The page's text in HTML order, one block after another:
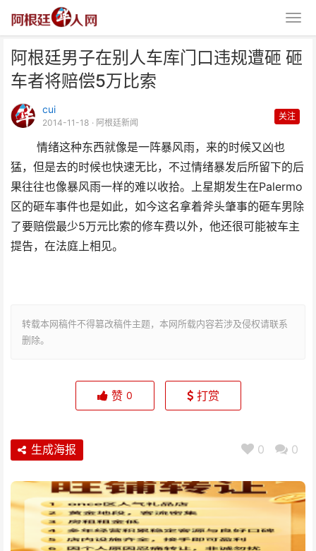
阿根廷男子在别人车库门口违规遭砸 砸
车者将赔偿5万比索
cui
2014-11-18 · 阿根廷新闻
关注
情绪这种东西就像是一阵暴风雨，来的时候又凶也
猛，但是去的时候也快速无比，不过情绪暴发后所留下的后
果往往也像暴风雨一样的难以收拾。上星期发生在Palermo
区的砸车事件也是如此，如今这名拿着斧头肇事的砸车男除
了要赔偿最少5万元比索的修车费以外，他还很可能被车主
提告，在法庭上相见。
转载本网稿件不得篡改稿件主题，本网所载内容若涉及侵权请联系
删除。
阿根廷男子在别人车库门口违规遭
砸 砸车者将赔偿5万比
赞 0 打赏
0 0
生成海报